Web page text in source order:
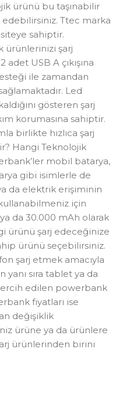
ürünü bu taşınabilir
edebilirsiniz. Ttec marka
sahiptir.
ürünlerinizi şarj
USB A çıkışına
ile zamandan
Led
gösteren şarj
korumasına sahiptir.
birlikte hızlıca şarj
Hangi Teknolojik
mobil batarya,
gibi isimlerle de
da elektrik erişiminin
için
da 30.000 mAh olarak
ürünü şarj edeceğinize
ürünü seçebilirsiniz.
şarj etmek amacıyla
sıra tablet ya da
edilen powerbank
fiyatları ise
değişiklik
ürüne ya da ürünlere
ürünlerinden birini